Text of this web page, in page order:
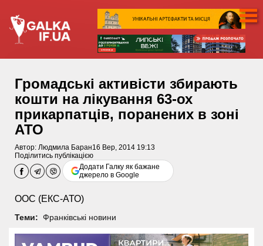
Громадські активісти збирають
кошти на лікування 63-ох
прикарпатців, поранених в зоні
АТО
Автор: Людмила Баран16 Вер, 2014 19:13
Поділитись публікацією
Додати Галку як бажане
джерело в Google
ООС (ЕКС-АТО)
Теми: Франківські новини